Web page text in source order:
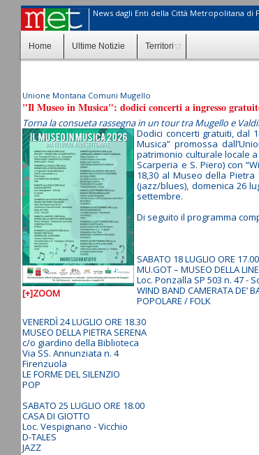
News dagli Enti della Città Metropolitana di
Home Ultime Notizie Territori
Unione Montana Comuni Mugello
"Il Museo in Musica": dodici concerti a ingresso
Torna la consueta rassegna in un tour tra Mugello e
[+]ZOOM
Dodici concerti gratuiti, dal
Musica” promossa
patrimonio culturale locale
Scarperia e S. Piero) con
18,30 al Museo della Pietra
(jazz/blues), domenica 26
settembre.
Di seguito il programma
SABATO 18 LUGLIO ORE 17.00
MU.GOT – MUSEO DELLA
Loc. Ponzalla SP 503 n. 47 -
WIND BAND CAMERATA DE’
POPOLARE / FOLK
VENERDÌ 24 LUGLIO ORE 18.30
MUSEO DELLA PIETRA SERENA
c/o giardino della Biblioteca
Via SS. Annunziata n. 4
Firenzuola
LE FORME DEL SILENZIO
POP
SABATO 25 LUGLIO ORE 18.00
CASA DI GIOTTO
Loc. Vespignano - Vicchio
D-TALES
JAZZ